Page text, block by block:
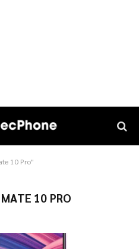
10 Pro"
10 PRO